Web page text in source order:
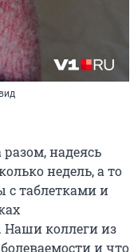
надеясь
недель, а то
с таблетками и
Наши коллеги из
и что